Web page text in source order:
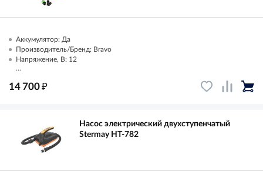
Аккумулятор: Да
Производитель/Бренд: Bravo
Напряжение, В: 12
...
14 700₽
Насос электрический двухступенчатый
Stermay HT-782